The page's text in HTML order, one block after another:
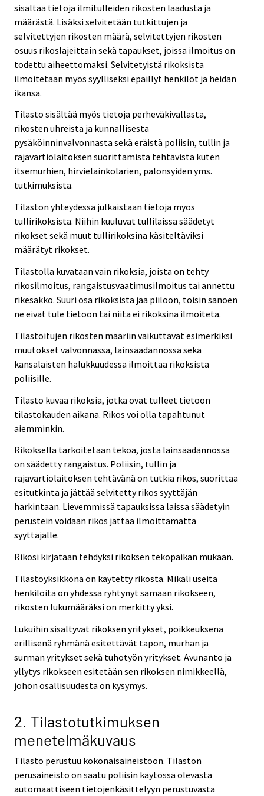
sisältää tietoja ilmitulleiden rikosten laadusta ja
määrästä. Lisäksi selvitetään tutkittujen ja
selvitettyjen rikosten määrä, selvitettyjen rikosten
osuus rikoslajeittain sekä tapaukset, joissa ilmoitus on
todettu aiheettomaksi. Selvitetyistä rikoksista
ilmoitetaan myös syylliseksi epäillyt henkilöt ja heidän
ikänsä.
Tilasto sisältää myös tietoja perheväkivallasta,
rikosten uhreista ja kunnallisesta
pysäköinninvalvonnasta sekä eräistä poliisin, tullin ja
rajavartiolaitoksen suorittamista tehtävistä kuten
itsemurhien, hirvieläinkolarien, palonsyiden yms.
tutkimuksista.
Tilaston yhteydessä julkaistaan tietoja myös
tullirikoksista. Niihin kuuluvat tullilaissa säädetyt
rikokset sekä muut tullirikoksina käsiteltäviksi
määrätyt rikokset.
Tilastolla kuvataan vain rikoksia, joista on tehty
rikosilmoitus, rangaistusvaatimusilmoitus tai annettu
rikesakko. Suuri osa rikoksista jää piiloon, toisin sanoen
ne eivät tule tietoon tai niitä ei rikoksina ilmoiteta.
Tilastoitujen rikosten määriin vaikuttavat esimerkiksi
muutokset valvonnassa, lainsäädännössä sekä
kansalaisten halukkuudessa ilmoittaa rikoksista
poliisille.
Tilasto kuvaa rikoksia, jotka ovat tulleet tietoon
tilastokauden aikana. Rikos voi olla tapahtunut
aiemminkin.
Rikoksella tarkoitetaan tekoa, josta lainsäädännössä
on säädetty rangaistus. Poliisin, tullin ja
rajavartiolaitoksen tehtävänä on tutkia rikos, suorittaa
esitutkinta ja jättää selvitetty rikos syyttäjän
harkintaan. Lievemmissä tapauksissa laissa säädetyin
perustein voidaan rikos jättää ilmoittamatta
syyttäjälle.
Rikosi kirjataan tehdyksi rikoksen tekopaikan mukaan.
Tilastoyksikkönä on käytetty rikosta. Mikäli useita
henkilöitä on yhdessä ryhtynyt samaan rikokseen,
rikosten lukumääräksi on merkitty yksi.
Lukuihin sisältyvät rikoksen yritykset, poikkeuksena
erillisenä ryhmänä esitettävät tapon, murhan ja
surman yritykset sekä tuhotyön yritykset. Avunanto ja
yllytys rikokseen esitetään sen rikoksen nimikkeellä,
johon osallisuudesta on kysymys.
2. Tilastotutkimuksen
menetelmäkuvaus
Tilasto perustuu kokonaisaineistoon. Tilaston
perusaineisto on saatu poliisin käytössä olevasta
automaattiseen tietojenkäsittelyyn perustuvasta